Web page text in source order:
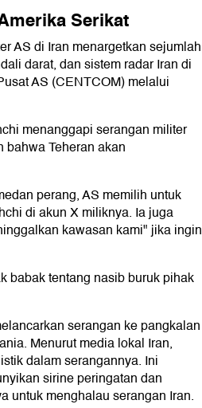
Serikat
AS di Iran menargetkan sejumlah
darat, dan sistem radar Iran di
AS (CENTCOM) melalui
menanggapi serangan militer
bahwa Teheran akan
perang, AS memilih untuk
di akun X miliknya. Ia juga
kawasan kami" jika ingin
babak tentang nasib buruk pihak
serangan ke pangkalan
Menurut media lokal Iran,
dalam serangannya. Ini
sirine peringatan dan
untuk menghalau serangan Iran.